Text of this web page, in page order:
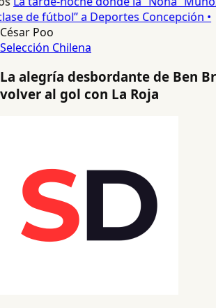
de fútbol” a Deportes Concepción •
César Poo
Selección Chilena
La alegría desbordante de Ben
volver al gol con La Roja